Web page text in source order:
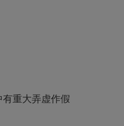
重大弄虚作假